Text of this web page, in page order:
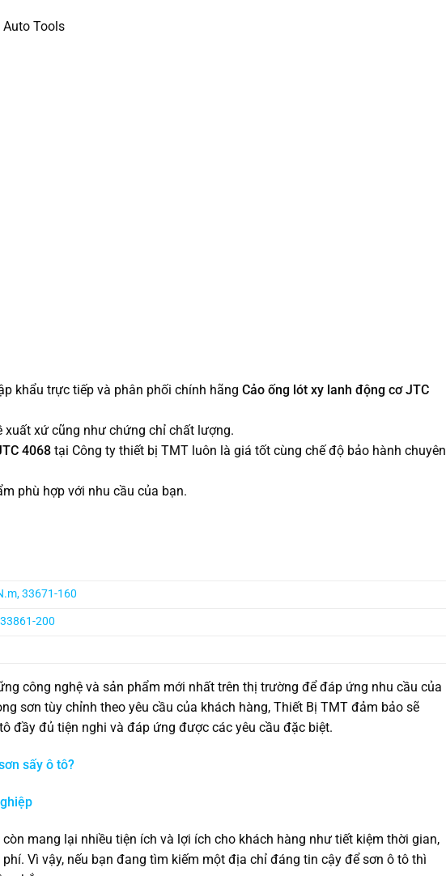
Tools
khẩu trực tiếp và phân phối chính hãng Cảo ống lót xy lanh động cơ JTC
xuất xứ cũng như chứng chỉ chất lượng.
4068 tại Công ty thiết bị TMT luôn là giá tốt cùng chế độ bảo hành chuyên
phù hợp với nhu cầu của bạn.
33671-160
200
công nghệ và sản phẩm mới nhất trên thị trường để đáp ứng nhu cầu của
sơn tùy chỉnh theo yêu cầu của khách hàng, Thiết Bị TMT đảm bảo sẽ
đầy đủ tiện nghi và đáp ứng được các yêu cầu đặc biệt.
sấy ô tô?
còn mang lại nhiều tiện ích và lợi ích cho khách hàng như tiết kiệm thời gian,
Vì vậy, nếu bạn đang tìm kiếm một địa chỉ đáng tin cậy để sơn ô tô thì